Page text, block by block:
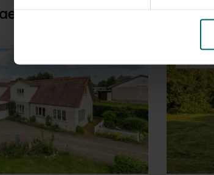
i nærheden til 400.000-
Anden